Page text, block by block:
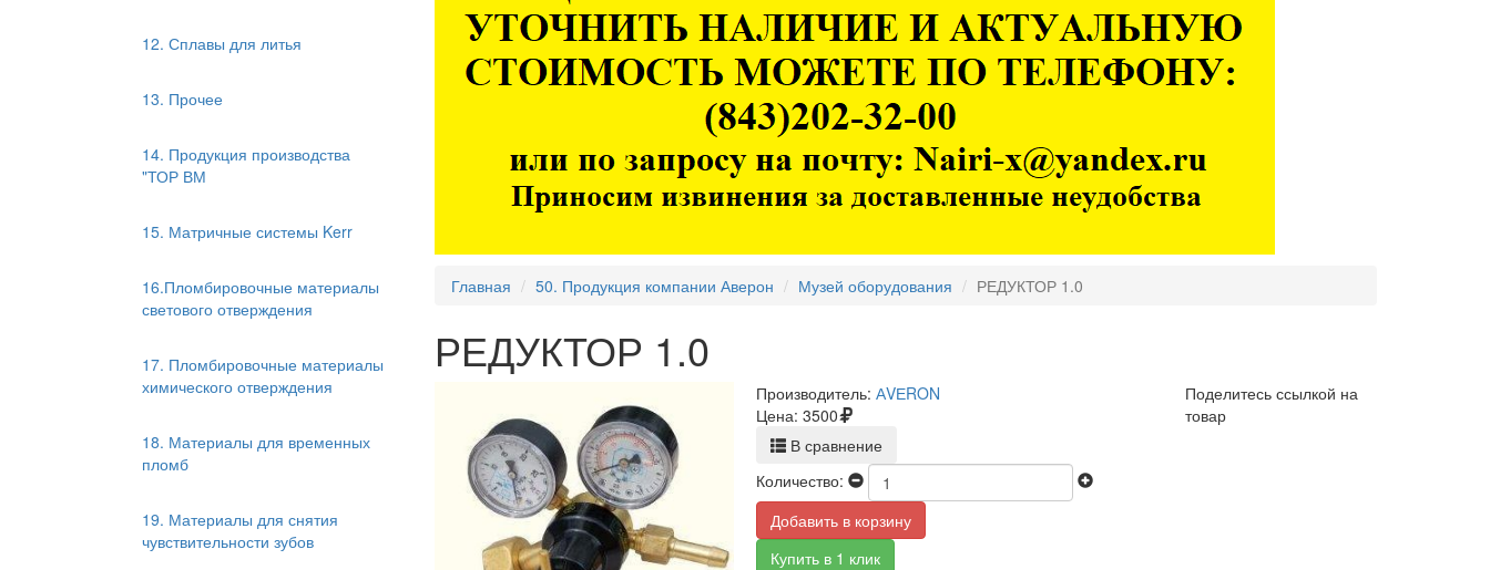
12. Сплавы для литья
13. Прочее
14. Продукция производства
"ТОР ВМ
15. Матричные системы Kerr
16.Пломбировочные материалы
светового отверждения
17. Пломбировочные материалы
химического отверждения
18. Материалы для временных
пломб
19. Материалы для снятия
чувствительности зубов
Главная 50. Продукция компании Аверон Музей оборудования РЕДУКТОР 1.0
РЕДУКТОР 1.0
Производитель: АVЕRON
Цена: 3500
В сравнение
Количество:
Добавить в корзину
Купить в 1 клик
Поделитесь ссылкой на
товар